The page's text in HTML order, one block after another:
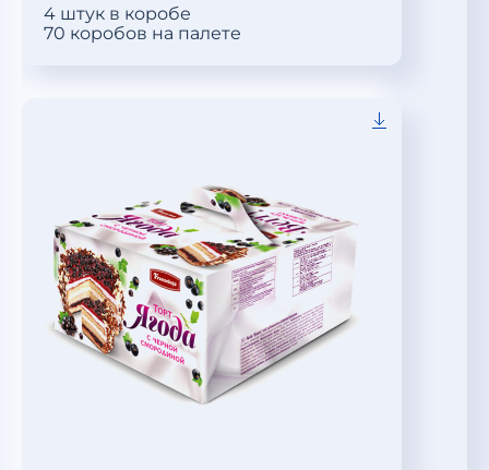
4 штук в коробе
70 коробов на палете